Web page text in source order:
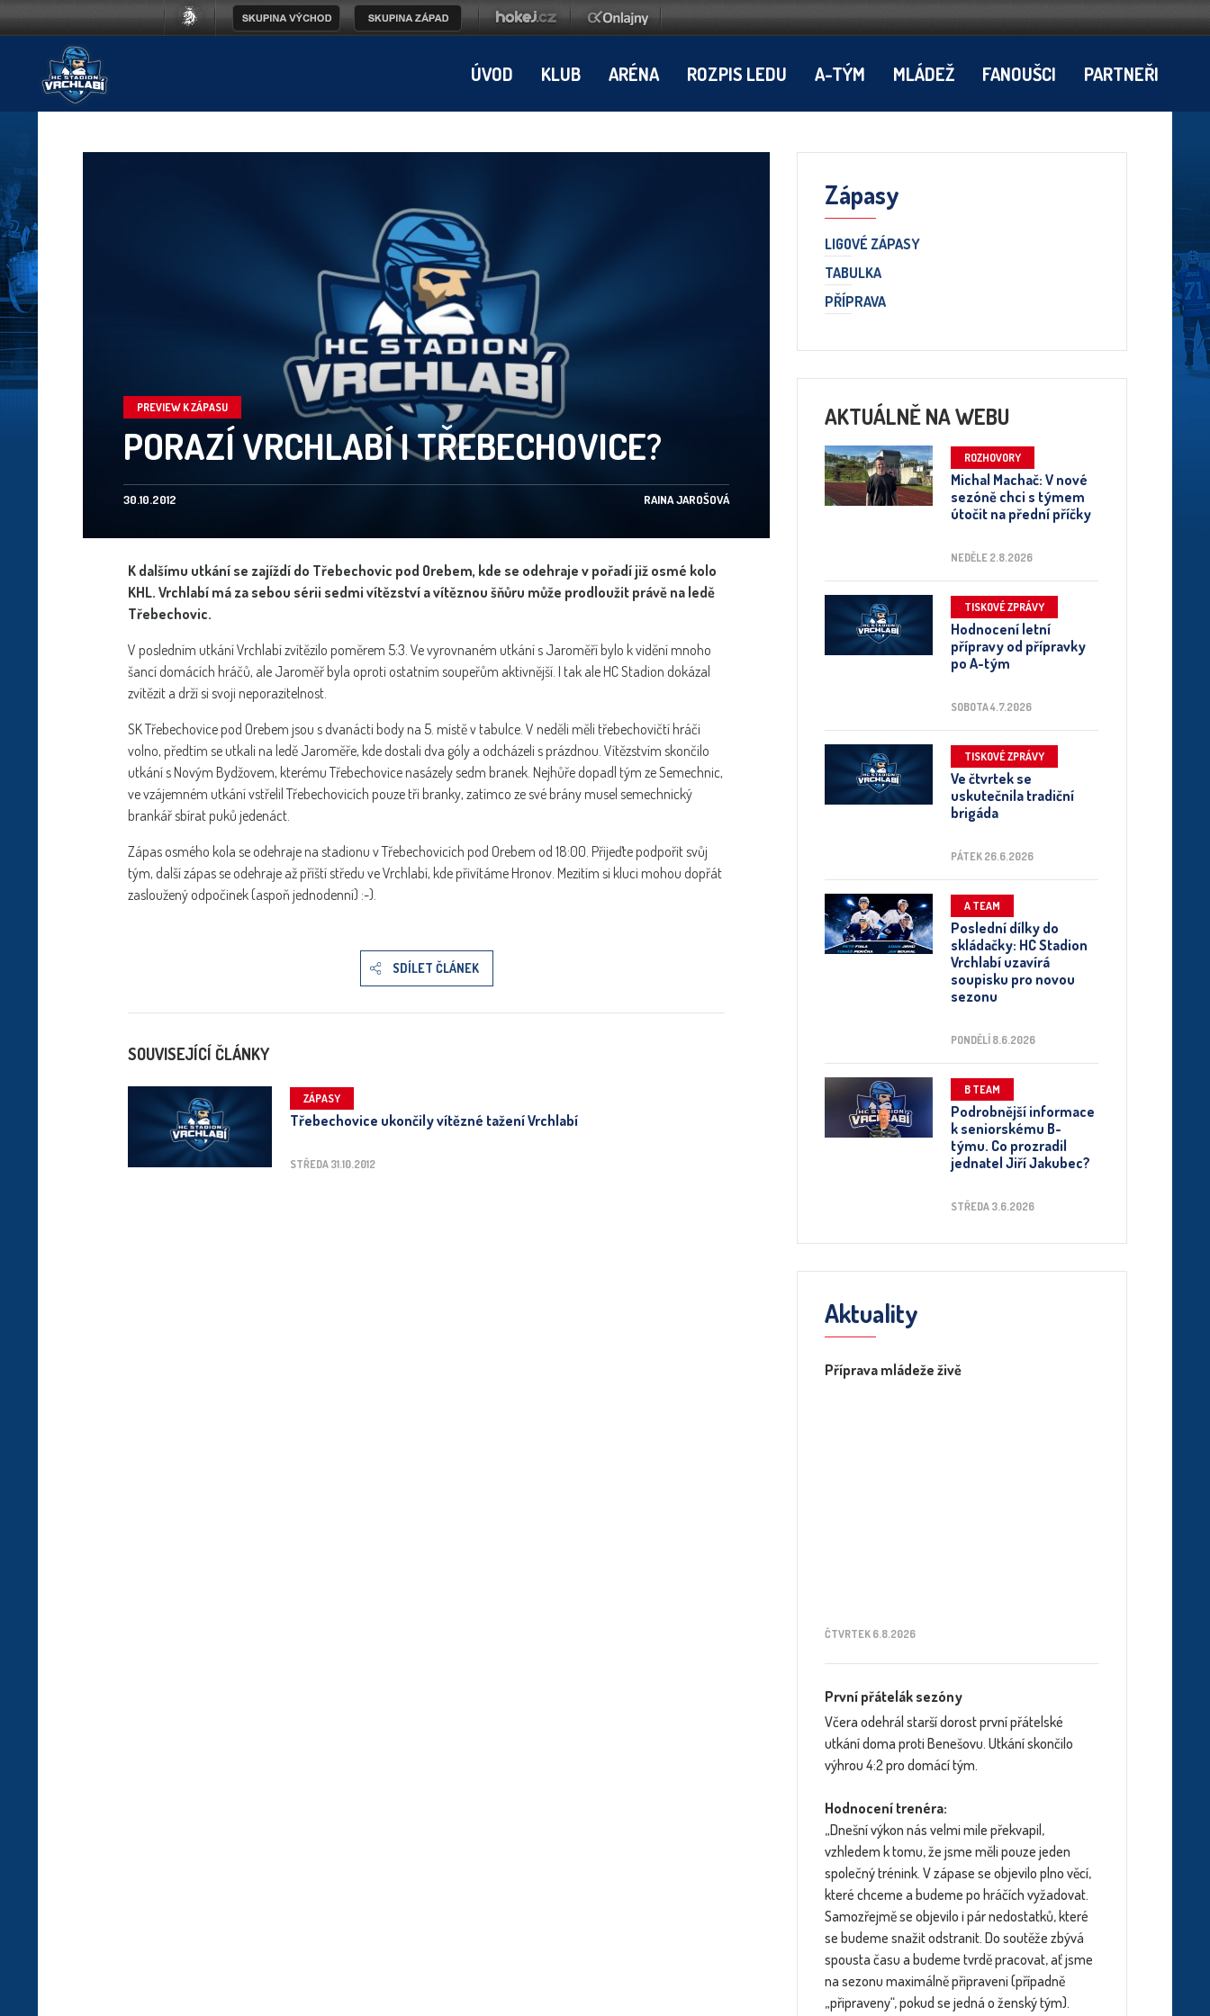
ÚVOD KLUB ARÉNA ROZPIS LEDU A-TÝM MLÁDEŽ FANOUŠCI PARTNEŘI
PREVIEW K ZÁPASU
PORAZÍ VRCHLABÍ I TŘEBECHOVICE?
30.10.2012 RAINA JAROŠOVÁ
K dalšímu utkání se zajíždí do Třebechovic pod Orebem, kde se odehraje v pořadí již osmé kolo
KHL. Vrchlabí má za sebou sérii sedmi vítězství a vítěznou šňůru může prodloužit právě na ledě
Třebechovic.
V posledním utkání Vrchlabí zvítězilo poměrem 5:3. Ve vyrovnaném utkání s Jaroměří bylo k vidění mnoho
šancí domácích hráčů, ale Jaroměř byla oproti ostatním soupeřům aktivnější. I tak ale HC Stadion dokázal
zvítězit a drží si svoji neporazitelnost.
SK Třebechovice pod Orebem jsou s dvanácti body na 5. místě v tabulce. V neděli měli třebechovičtí hráči
volno, předtím se utkali na ledě Jaroměře, kde dostali dva góly a odcházeli s prázdnou. Vítězstvím skončilo
utkání s Novým Bydžovem, kterému Třebechovice nasázely sedm branek. Nejhůře dopadl tým ze Semechnic,
ve vzájemném utkání vstřelil Třebechovicích pouze tři branky, zatímco ze své brány musel semechnický
brankář sbírat puků jedenáct.
Zápas osmého kola se odehraje na stadionu v Třebechovicích pod Orebem od 18:00. Přijeďte podpořit svůj
tým, další zápas se odehraje až příští středu ve Vrchlabí, kde přivítáme Hronov. Mezitím si kluci mohou dopřát
zasloužený odpočinek (aspoň jednodenní) :-).
SDÍLET ČLÁNEK
SOUVISEJÍCÍ ČLÁNKY
ZÁPASY
Třebechovice ukončily vítězné tažení Vrchlabí
STŘEDA 31.10.2012
Zápasy
LIGOVÉ ZÁPASY
TABULKA
PŘÍPRAVA
AKTUÁLNĚ NA WEBU
ROZHOVORY
Michal Machač: V nové
sezóně chci s týmem
útočit na přední příčky
NEDĚLE 2.8.2026
TISKOVÉ ZPRÁVY
Hodnocení letní
přípravy od přípravky
po A-tým
SOBOTA 4.7.2026
TISKOVÉ ZPRÁVY
Ve čtvrtek se
uskutečnila tradiční
brigáda
PÁTEK 26.6.2026
A TEAM
Poslední dílky do
skládačky: HC Stadion
Vrchlabí uzavírá
soupisku pro novou
sezonu
PONDĚLÍ 8.6.2026
B TEAM
Podrobnější informace
k seniorskému B-
týmu. Co prozradil
jednatel Jiří Jakubec?
STŘEDA 3.6.2026
Aktuality
Příprava mládeže živě
ČTVRTEK 6.8.2026
První přátelák sezóny
Včera odehrál starší dorost první přátelské
utkání doma proti Benešovu. Utkání skončilo
výhrou 4:2 pro domácí tým.
Hodnocení trenéra:
„Dnešní výkon nás velmi mile překvapil,
vzhledem k tomu, že jsme měli pouze jeden
společný trénink. V zápase se objevilo plno věcí,
které chceme a budeme po hráčích vyžadovat.
Samozřejmě se objevilo i pár nedostatků, které
se budeme snažit odstranit. Do soutěže zbývá
spousta času a budeme tvrdě pracovat, ať jsme
na sezonu maximálně připraveni (případně
„připraveny“, pokud se jedná o ženský tým).